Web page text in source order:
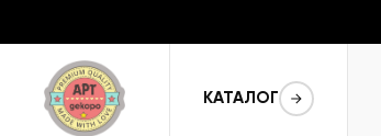
КАТАЛОГ